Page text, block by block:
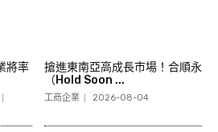
將率
搶進東南亞高成長市場！合順永
（Hold Soon ...
工商企業 2026-08-04